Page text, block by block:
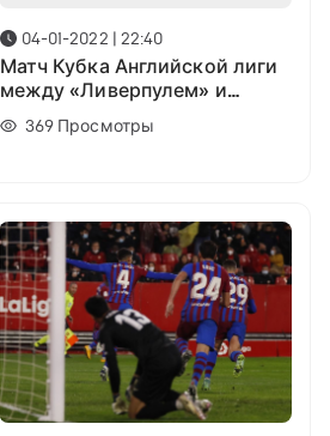
04-01-2022 | 22:40
Матч Кубка Английской лиги
между «Ливерпулем» и
«Арсеналом» под угрозой
срыва
369 Просмотры